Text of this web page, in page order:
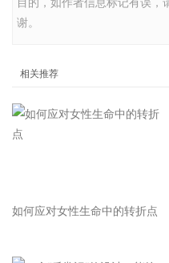
谢。
相关推荐
如何应对女性生命中的转折点